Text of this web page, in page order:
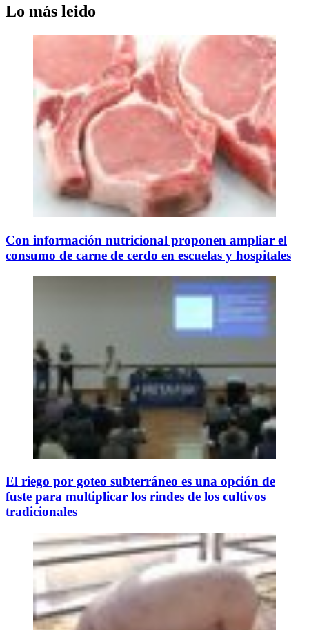
Lo más leido
Con información nutricional proponen ampliar el
consumo de carne de cerdo en escuelas y hospitales
El riego por goteo subterráneo es una opción de
fuste para multiplicar los rindes de los cultivos
tradicionales